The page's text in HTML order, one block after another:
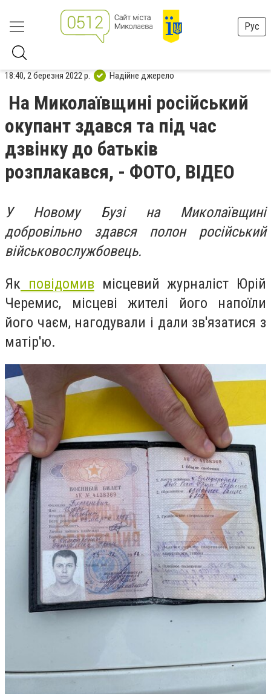
Рус
18:40, 2 березня 2022 р. Надійне джерело
На Миколаївщині російський
окупант здався та під час
дзвінку до батьків
розплакався, - ФОТО, ВІДЕО
У Новому Бузі на Миколаївщині
добровільно здався полон російський
військовослужбовець.
Як повідомив місцевий журналіст Юрій
Черемис, місцеві жителі його напоїли
його чаєм, нагодували і дали зв'язатися з
матір'ю.